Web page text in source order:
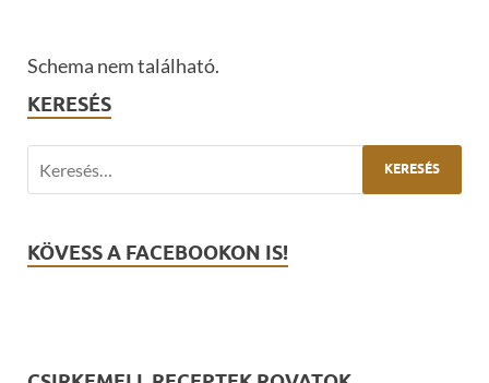
Schema nem található.
KERESÉS
KÖVESS A FACEBOOKON IS!